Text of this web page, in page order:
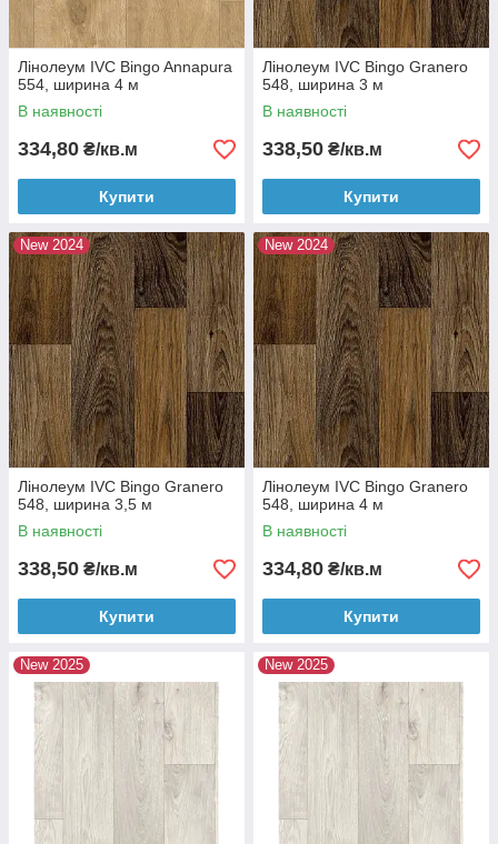
Лінолеум IVC Bingo Annapura
554, ширина 4 м
В наявності
334,80 ₴/кв.м
Купити
Лінолеум IVC Bingo Granero
548, ширина 3 м
В наявності
338,50 ₴/кв.м
Купити
New 2024
Лінолеум IVC Bingo Granero
548, ширина 3,5 м
В наявності
338,50 ₴/кв.м
Купити
New 2024
Лінолеум IVC Bingo Granero
548, ширина 4 м
В наявності
334,80 ₴/кв.м
Купити
New 2025 New 2025